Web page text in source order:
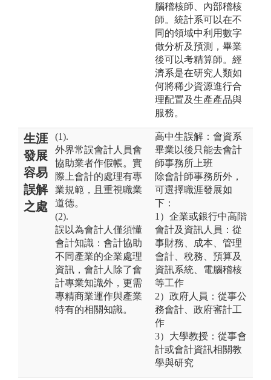
腦稽核師、內部稽核
師。統計系可以在不
同的領域中利用數字
做分析及預測，畢業
後可以考精算師。經
濟系是在研究人類如
何將稀少資源進行合
理配置及生產產品與
服務。
生涯
發展
容易
誤解
之處
(1).
外界常誤會計人員會
協助業者作假帳。實
際上會計的處理有專
業規範，且重視職業
道德。
(2).
誤以為會計人僅須懂
會計知識：會計協助
不同產業的企業處理
資訊，會計人除了會
計專業知識外，更需
專精商業運作與產業
特有的相關知識。
高中生誤解：會資系
畢業以後只能去會計
師事務所上班
除會計師事務所外，
可選擇職涯發展如
下：
1）企業或銀行中高階
會計及資訊人員：從
事財務、成本、管理
會計、稅務、預算及
資訊系統、電腦稽核
等工作
2）政府人員：從事公
務會計、政府審計工
作
3）大學教授：從事會
計或會計資訊相關教
學與研究